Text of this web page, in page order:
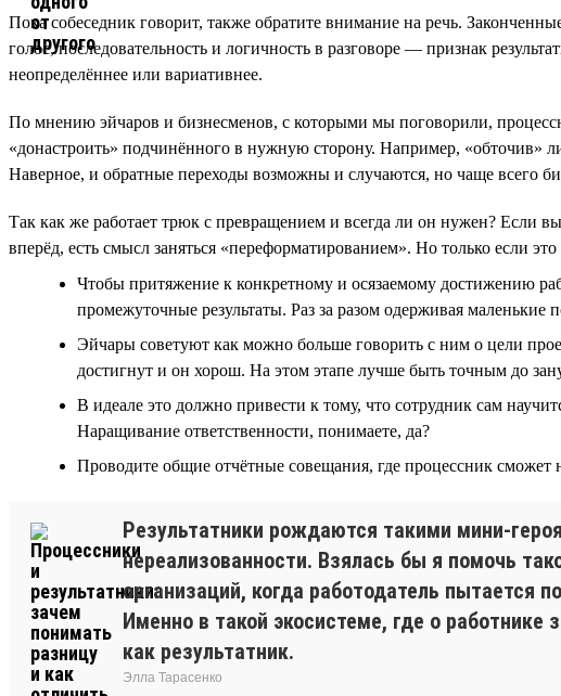
Пока собеседник говорит, также обратите внимание на речь.
голос, последовательность и логичность в разговоре — признак
неопределённее или вариативнее.
По мнению эйчаров и бизнесменов, с которыми мы поговорили,
«донастроить» подчинённого в нужную сторону. Например, «обточив»
Наверное, и обратные переходы возможны и случаются, но чаще всего
Так как же работает трюк с превращением и всегда ли он нужен? Если
вперёд, есть смысл заняться «переформатированием». Но только если
Чтобы притяжение к конкретному и осязаемому достижению
промежуточные результаты. Раз за разом одерживая
Эйчары советуют как можно больше говорить с ним о цели
достигнут и он хорош. На этом этапе лучше быть точным до
В идеале это должно привести к тому, что сотрудник сам
Наращивание ответственности, понимаете, да?
Проводите общие отчётные совещания, где процессник сможет
Результатники рождаются такими мини-
нереализованности. Взялась бы я помочь
организаций, когда работодатель пытается
Именно в такой экосистеме, где о работнике
как результатник.
Элла Тарасенко